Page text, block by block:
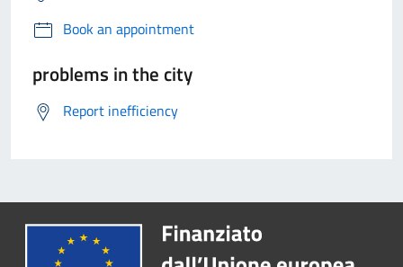
Book an appointment
problems in the city
Report inefficiency